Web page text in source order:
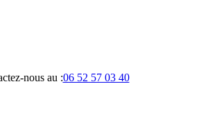
nous au :06 52 57 03 40